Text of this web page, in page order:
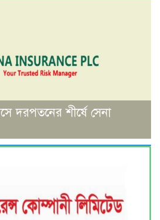
দরপতনের শীর্ষে সেনা